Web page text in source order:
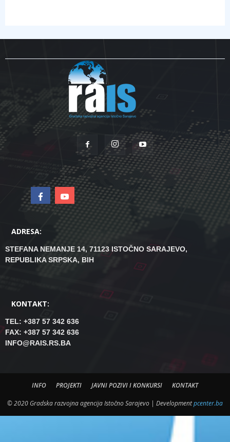
ADRESA:
STEFANA NEMANJE 14, 71123 ISTOČNO SARAJEVO,
REPUBLIKA SRPSKA, BIH
KONTAKT:
TEL: +387 57 342 636
FAX: +387 57 342 636
INFO@RAIS.RS.BA
INFO PROJEKTI JAVNI POZIVI I KONKURSI KONTAKT
© 2020 Gradska razvojna agencija Istočno Sarajevo | Developmentpcenter.ba